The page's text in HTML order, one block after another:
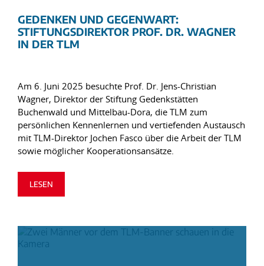
GEDENKEN UND GEGENWART:
STIFTUNGSDIREKTOR PROF. DR. WAGNER
IN DER TLM
Am 6. Juni 2025 besuchte Prof. Dr. Jens-Christian
Wagner, Direktor der Stiftung Gedenkstätten
Buchenwald und Mittelbau-Dora, die TLM zum
persönlichen Kennenlernen und vertiefenden Austausch
mit TLM-Direktor Jochen Fasco über die Arbeit der TLM
sowie möglicher Kooperationsansätze.
LESEN